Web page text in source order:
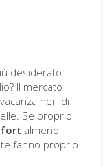
desiderato
Il mercato
nei lidi
Se proprio
almeno
fanno proprio